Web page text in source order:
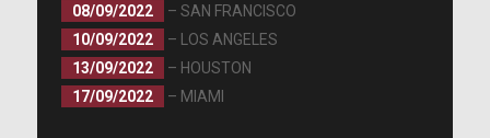
08/09/2022
– SAN FRANCISCO
10/09/2022
– LOS ANGELES
13/09/2022
– HOUSTON
17/09/2022
– MIAMI